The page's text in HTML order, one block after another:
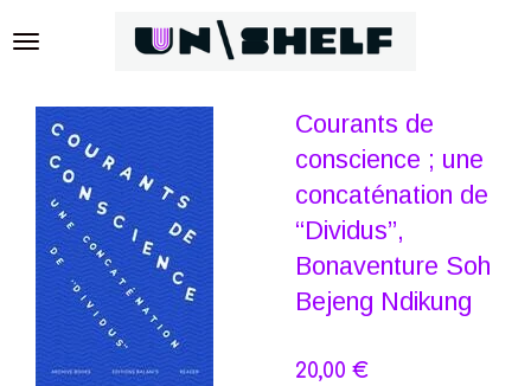
Hauptinhalt
Courants de
conscience ; une
concaténation de
“Dividus”,
Bonaventure Soh
Bejeng Ndikung
20,00 €